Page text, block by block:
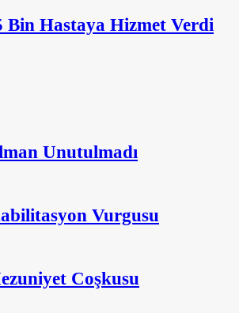
Bin Hastaya Hizmet Verdi
Unutulmadı
Vurgusu
Coşkusu